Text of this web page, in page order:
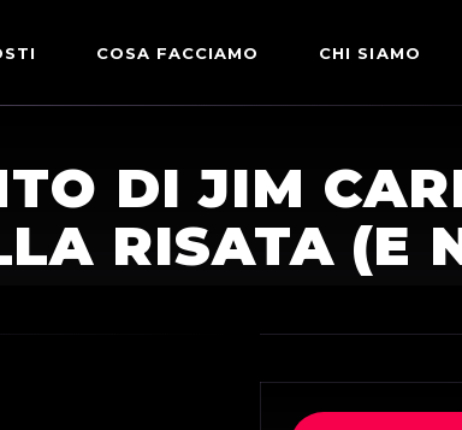
EXPRESS
COSA FACCIAMO CHI SIAMO
TERMINI DI
DI JIM
RISATA (E